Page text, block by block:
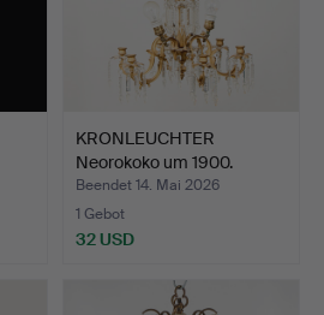
KRONLEUCHTER
Neorokoko um 1900.
Beendet 14. Mai 2026
1 Gebot
32 USD